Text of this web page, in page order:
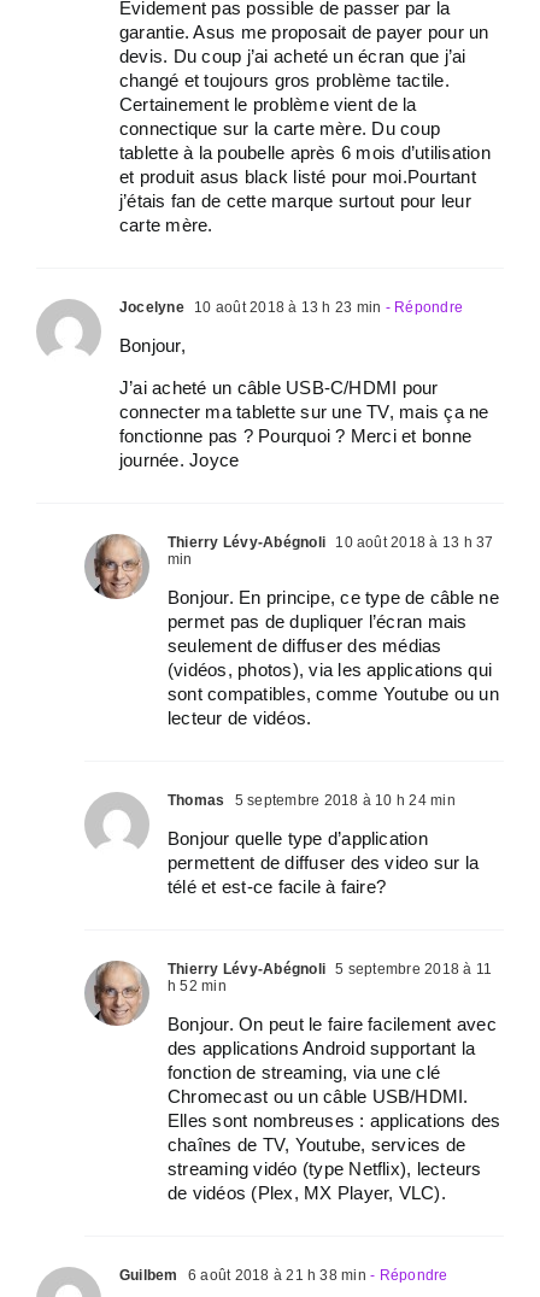
Évidement pas possible de passer par la
garantie. Asus me proposait de payer pour un
devis. Du coup j’ai acheté un écran que j’ai
changé et toujours gros problème tactile.
Certainement le problème vient de la
connectique sur la carte mère. Du coup
tablette à la poubelle après 6 mois d’utilisation
et produit asus black listé pour moi.Pourtant
j’étais fan de cette marque surtout pour leur
carte mère.
Jocelyne 10 août 2018 à 13 h 23 min - Répondre
Bonjour,
J’ai acheté un câble USB-C/HDMI pour
connecter ma tablette sur une TV, mais ça ne
fonctionne pas ? Pourquoi ? Merci et bonne
journée. Joyce
Thierry Lévy-Abégnoli
10 août 2018 à 13 h 37
min
Bonjour. En principe, ce type de câble ne
permet pas de dupliquer l’écran mais
seulement de diffuser des médias
(vidéos, photos), via les applications qui
sont compatibles, comme Youtube ou un
lecteur de vidéos.
Thomas 5 septembre 2018 à 10 h 24 min
Bonjour quelle type d’application
permettent de diffuser des video sur la
télé et est-ce facile à faire?
Thierry Lévy-Abégnoli 5 septembre 2018 à 11
h 52 min
Bonjour. On peut le faire facilement avec
des applications Android supportant la
fonction de streaming, via une clé
Chromecast ou un câble USB/HDMI.
Elles sont nombreuses : applications des
chaînes de TV, Youtube, services de
streaming vidéo (type Netflix), lecteurs
de vidéos (Plex, MX Player, VLC).
Guilbem 6 août 2018 à 21 h 38 min - Répondre